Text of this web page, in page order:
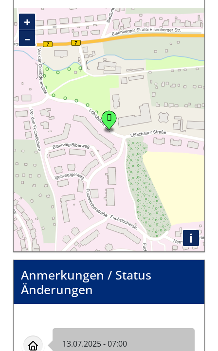
+
–
i
Anmerkungen / Status
Änderungen
13.07.2025 - 07:00